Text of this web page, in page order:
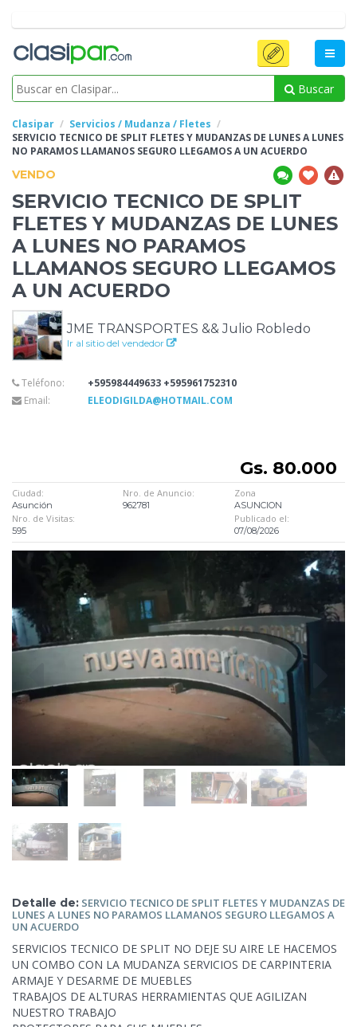
Buscar
Clasipar
Servicios / Mudanza / Fletes
SERVICIO TECNICO DE SPLIT FLETES Y MUDANZAS DE LUNES A LUNES
NO PARAMOS LLAMANOS SEGURO LLEGAMOS A UN ACUERDO
VENDO
SERVICIO TECNICO DE SPLIT
FLETES Y MUDANZAS DE LUNES
A LUNES NO PARAMOS
LLAMANOS SEGURO LLEGAMOS
A UN ACUERDO
JME TRANSPORTES && Julio Robledo
Ir al sitio del vendedor
Teléfono:
+595984449633 +595961752310
Email:
ELEODIGILDA@HOTMAIL.COM
Gs. 80.000
Ciudad:
Asunción
Nro. de Anuncio:
962781
Zona
ASUNCION
Nro. de Visitas:
595
Publicado el:
07/08/2026
Detalle de: SERVICIO TECNICO DE SPLIT FLETES Y MUDANZAS DE
LUNES A LUNES NO PARAMOS LLAMANOS SEGURO LLEGAMOS A
UN ACUERDO
SERVICIOS TECNICO DE SPLIT NO DEJE SU AIRE LE HACEMOS
UN COMBO CON LA MUDANZA SERVICIOS DE CARPINTERIA
ARMAJE Y DESARME DE MUEBLES
TRABAJOS DE ALTURAS HERRAMIENTAS QUE AGILIZAN
NUESTRO TRABAJO